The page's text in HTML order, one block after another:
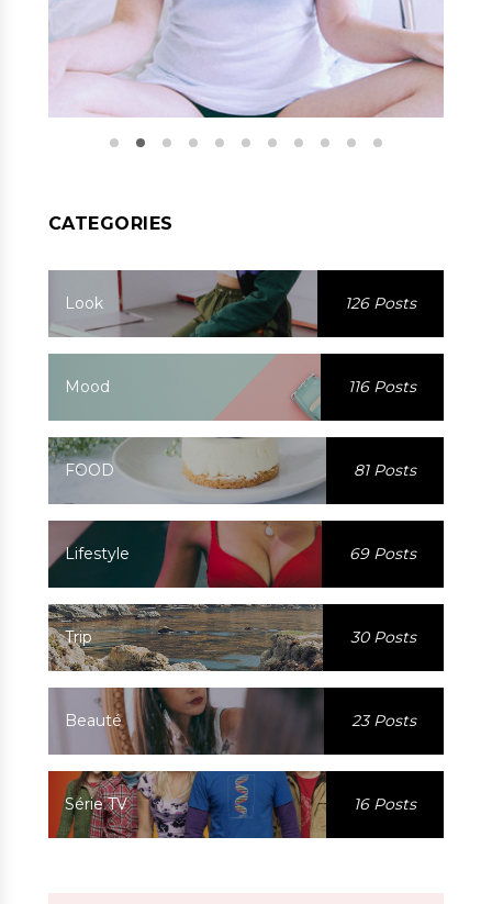
CATEGORIES
Look 126 Posts
Mood 116 Posts
FOOD 81 Posts
Lifestyle 69 Posts
Trip 30 Posts
Beauté 23 Posts
Série TV 16 Posts